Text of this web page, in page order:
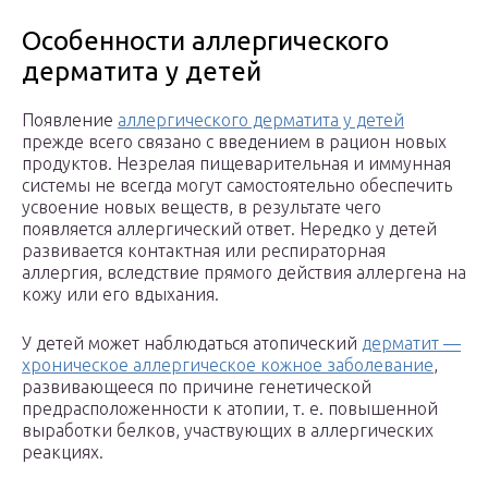
Особенности аллергического
дерматита у детей
Появление аллергического дерматита у детей
прежде всего связано с введением в рацион новых
продуктов. Незрелая пищеварительная и иммунная
системы не всегда могут самостоятельно обеспечить
усвоение новых веществ, в результате чего
появляется аллергический ответ. Нередко у детей
развивается контактная или респираторная
аллергия, вследствие прямого действия аллергена на
кожу или его вдыхания.
У детей может наблюдаться атопический дерматит —
хроническое аллергическое кожное заболевание,
развивающееся по причине генетической
предрасположенности к атопии, т. е. повышенной
выработки белков, участвующих в аллергических
реакциях.